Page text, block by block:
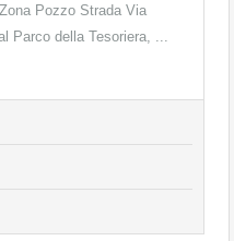
Pozzo Strada Via
Parco della Tesoriera, ...